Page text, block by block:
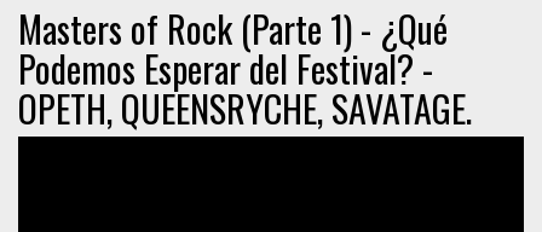
Masters of Rock (Parte 1) - ¿Qué
Podemos Esperar del Festival? -
OPETH, QUEENSRYCHE, SAVATAGE.